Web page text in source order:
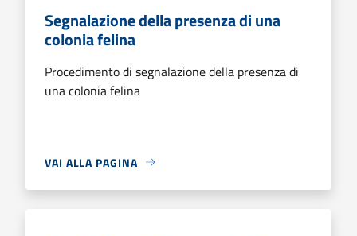
Segnalazione della presenza di una
colonia felina
Procedimento di segnalazione della presenza di
una colonia felina
VAI ALLA PAGINA